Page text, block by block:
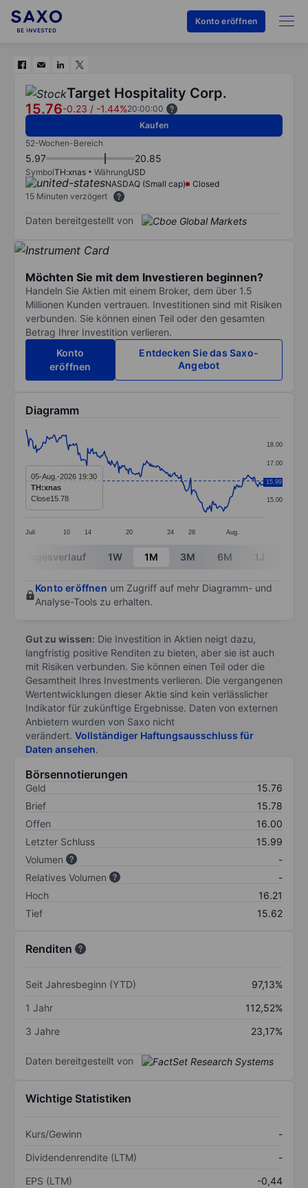
Konto eröffnen
Target Hospitality Corp.
15.76-0.23 / -1.44%20:00:00
Kaufen
52-Wochen-Bereich
5.97 20.85
SymbolTH:xnas WährungUSD
NASDAQ (Small cap)
Closed
15 Minuten verzögert
Daten bereitgestellt von
Möchten Sie mit dem Investieren beginnen?
Handeln Sie Aktien mit einem Broker, dem über 1.5
Millionen Kunden vertrauen. Investitionen sind mit Risiken
verbunden. Sie können einen Teil oder den gesamten
Betrag Ihrer Investition verlieren.
Konto
eröffnen
Entdecken Sie das Saxo-
Angebot
Diagramm
Line chart with 299 data points.
The chart has 1 X axis displaying categories.
The chart has 1 Y axis displaying values. Data
Juli 10 14 20 24 28 Aug.
15.00
16.00
17.00
18.00
15.99
05-Aug.-2026 19:30
TH:xnas
Close15.78
End of interactive chart.
Tagesverlauf 1W 1M 3M 6M 1J
Konto eröffnen um Zugriff auf mehr Diagramm- und
Analyse-Tools zu erhalten.
Gut zu wissen: Die Investition in Aktien neigt dazu,
langfristig positive Renditen zu bieten, aber sie ist auch
mit Risiken verbunden. Sie können einen Teil oder die
Gesamtheit Ihres Investments verlieren. Die vergangenen
Wertentwicklungen dieser Aktie sind kein verlässlicher
Indikator für zukünftige Ergebnisse. Daten von externen
Anbietern wurden von Saxo nicht
verändert. Vollständiger Haftungsausschluss für
Daten ansehen.
Börsennotierungen
Geld
15.76
Brief
15.78
Offen
16.00
Letzter Schluss
15.99
Volumen
-
Relatives Volumen
-
Hoch
16.21
Tief
15.62
Renditen
Seit Jahresbeginn (YTD)
97,13%
1 Jahr
112,52%
3 Jahre
23,17%
Daten bereitgestellt von
Wichtige Statistiken
Kurs/Gewinn
-
Dividendenrendite (LTM)
-
EPS (LTM)
-0,44